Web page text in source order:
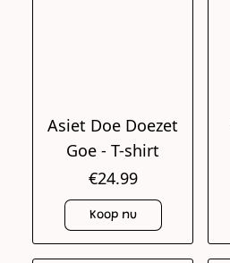
Asiet Doe Doezet
Goe - T-shirt
€24.99
Koop nu